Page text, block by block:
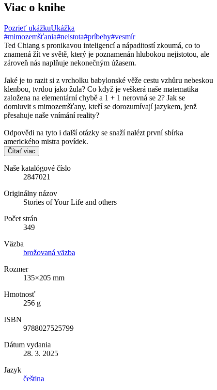
Viac o knihe
Pozrieť ukážkuUkážka
#mimozemšťania#neistota#príbehy#vesmír
Ted Chiang s pronikavou inteligencí a nápaditostí zkoumá, co to
znamená žít ve světě, který je poznamenán hlubokou nejistotou, ale
zároveň nás naplňuje nekonečným úžasem.
Jaké je to razit si z vrcholku babylonské věže cestu vzhůru nebeskou
klenbou, tvrdou jako žula? Co když je veškerá naše matematika
založena na elementární chybě a 1 + 1 nerovná se 2? Jak se
domluvit s mimozemšťany, kteří se dorozumívají jazykem, jenž
přesahuje naše vnímání reality?
Odpovědi na tyto i další otázky se snaží nalézt první sbírka
amerického mistra povídek.
Čítať viac
Naše katalógové číslo
2847021
Originálny názov
Stories of Your Life and others
Počet strán
349
Väzba
brožovaná väzba
Rozmer
135×205 mm
Hmotnosť
256 g
ISBN
9788027525799
Dátum vydania
28. 3. 2025
Jazyk
čeština